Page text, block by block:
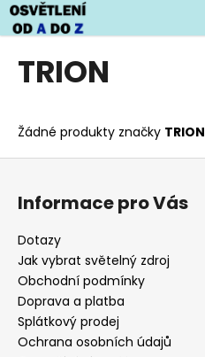
Přejít
na
obsah
TRION
Žádné produkty značky TRION
K
o
o
p
o
t
ř
e
b
u
j
e
t
Z
Informace pro Vás
Dotazy
Jak vybrat světelný zdroj
Obchodní podmínky
Doprava a platba
Splátkový prodej
Ochrana osobních údajů